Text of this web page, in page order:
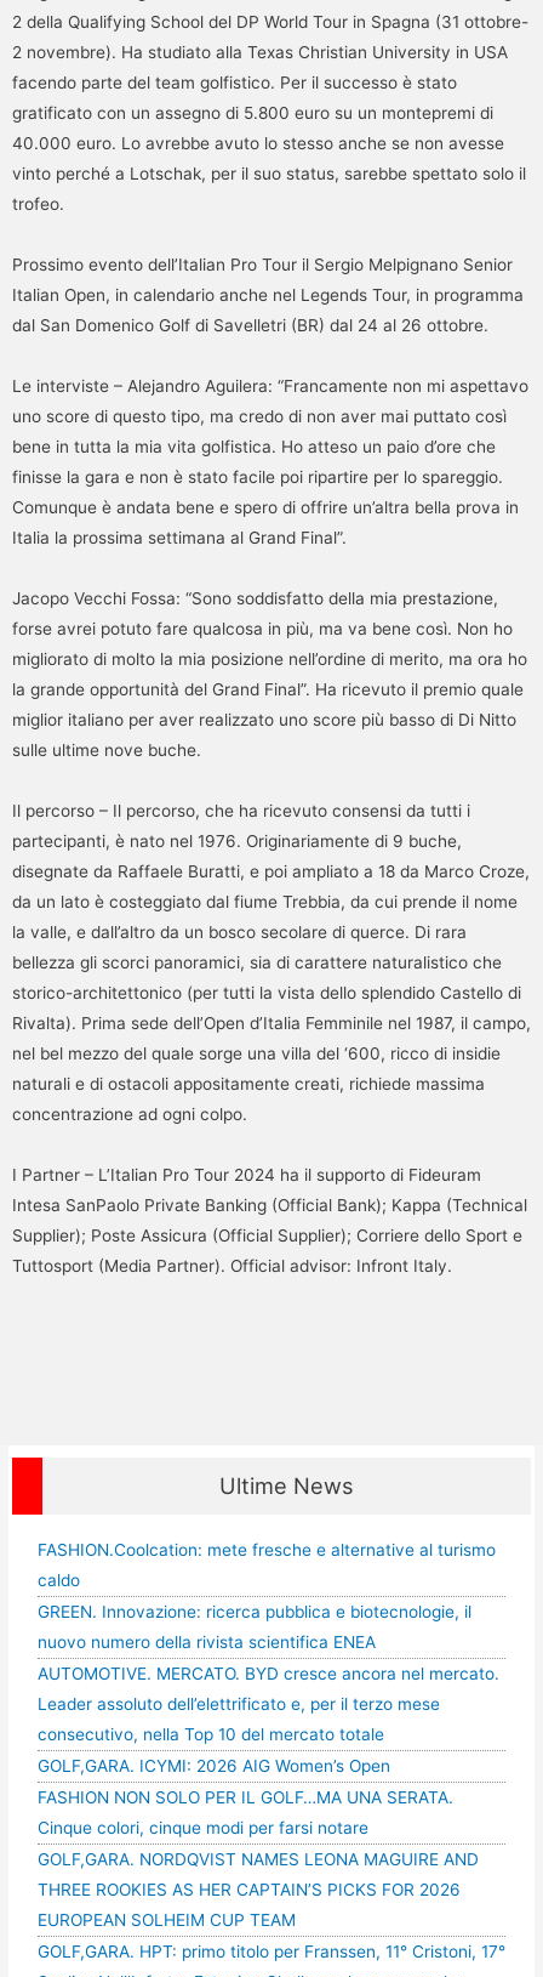
2 della Qualifying School del DP World Tour in Spagna (31 ottobre-
2 novembre). Ha studiato alla Texas Christian University in USA
facendo parte del team golfistico. Per il successo è stato
gratificato con un assegno di 5.800 euro su un montepremi di
40.000 euro. Lo avrebbe avuto lo stesso anche se non avesse
vinto perché a Lotschak, per il suo status, sarebbe spettato solo il
trofeo.
Prossimo evento dell’Italian Pro Tour il Sergio Melpignano Senior
Italian Open, in calendario anche nel Legends Tour, in programma
dal San Domenico Golf di Savelletri (BR) dal 24 al 26 ottobre.
Le interviste – Alejandro Aguilera: “Francamente non mi aspettavo
uno score di questo tipo, ma credo di non aver mai puttato così
bene in tutta la mia vita golfistica. Ho atteso un paio d’ore che
finisse la gara e non è stato facile poi ripartire per lo spareggio.
Comunque è andata bene e spero di offrire un’altra bella prova in
Italia la prossima settimana al Grand Final”.
Jacopo Vecchi Fossa: “Sono soddisfatto della mia prestazione,
forse avrei potuto fare qualcosa in più, ma va bene così. Non ho
migliorato di molto la mia posizione nell’ordine di merito, ma ora ho
la grande opportunità del Grand Final”. Ha ricevuto il premio quale
miglior italiano per aver realizzato uno score più basso di Di Nitto
sulle ultime nove buche.
Il percorso – Il percorso, che ha ricevuto consensi da tutti i
partecipanti, è nato nel 1976. Originariamente di 9 buche,
disegnate da Raffaele Buratti, e poi ampliato a 18 da Marco Croze,
da un lato è costeggiato dal fiume Trebbia, da cui prende il nome
la valle, e dall’altro da un bosco secolare di querce. Di rara
bellezza gli scorci panoramici, sia di carattere naturalistico che
storico-architettonico (per tutti la vista dello splendido Castello di
Rivalta). Prima sede dell’Open d’Italia Femminile nel 1987, il campo,
nel bel mezzo del quale sorge una villa del ‘600, ricco di insidie
naturali e di ostacoli appositamente creati, richiede massima
concentrazione ad ogni colpo.
I Partner – L’Italian Pro Tour 2024 ha il supporto di Fideuram
Intesa SanPaolo Private Banking (Official Bank); Kappa (Technical
Supplier); Poste Assicura (Official Supplier); Corriere dello Sport e
Tuttosport (Media Partner). Official advisor: Infront Italy.
Ultime News
FASHION.Coolcation: mete fresche e alternative al turismo
caldo
GREEN. Innovazione: ricerca pubblica e biotecnologie, il
nuovo numero della rivista scientifica ENEA
AUTOMOTIVE. MERCATO. BYD cresce ancora nel mercato.
Leader assoluto dell’elettrificato e, per il terzo mese
consecutivo, nella Top 10 del mercato totale
GOLF,GARA. ICYMI: 2026 AIG Women’s Open
FASHION NON SOLO PER IL GOLF…MA UNA SERATA.
Cinque colori, cinque modi per farsi notare
GOLF,GARA. NORDQVIST NAMES LEONA MAGUIRE AND
THREE ROOKIES AS HER CAPTAIN’S PICKS FOR 2026
EUROPEAN SOLHEIM CUP TEAM
GOLF,GARA. HPT: primo titolo per Franssen, 11° Cristoni, 17°